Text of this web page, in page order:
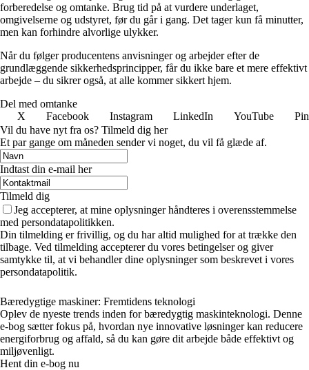
forberedelse og omtanke. Brug tid på at vurdere underlaget,
omgivelserne og udstyret, før du går i gang. Det tager kun få minutter,
men kan forhindre alvorlige ulykker.
Når du følger producentens anvisninger og arbejder efter de
grundlæggende sikkerhedsprincipper, får du ikke bare et mere effektivt
arbejde – du sikrer også, at alle kommer sikkert hjem.
Del med omtanke
X
Facebook Instagram LinkedIn YouTube
Vil du have nyt fra os? Tilmeld dig her
Et par gange om måneden sender vi noget, du vil få glæde af.
Indtast din e-mail her
Tilmeld dig
Jeg accepterer, at mine oplysninger håndteres i overensstemmelse
med persondatapolitikken.
Din tilmelding er frivillig, og du har altid mulighed for at trække den
tilbage. Ved tilmelding accepterer du vores betingelser og giver
samtykke til, at vi behandler dine oplysninger som beskrevet i vores
persondatapolitik.
Bæredygtige maskiner: Fremtidens teknologi
Oplev de nyeste trends inden for bæredygtig maskinteknologi. Denne
e-bog sætter fokus på, hvordan nye innovative løsninger kan reducere
energiforbrug og affald, så du kan gøre dit arbejde både effektivt og
miljøvenligt.
Hent din e-bog nu